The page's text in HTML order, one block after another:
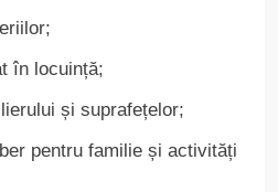
în locuință;
și suprafețelor;
pentru familie și activități